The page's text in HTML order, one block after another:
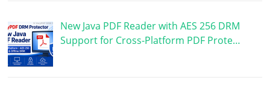
New Java PDF Reader with AES 256 DRM
Support for Cross-Platform PDF Prote…